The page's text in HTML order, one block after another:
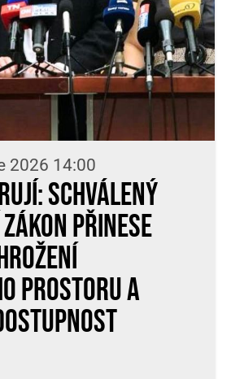
2026 14:00
Schválený
přinese
prostoru a